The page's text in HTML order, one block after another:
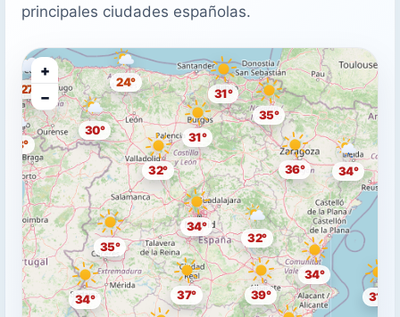
principales ciudades españolas.
34°
34°
36°
31°
32°
28°
24°
27°
35°
31°
39°
34°
34°
37°
30°
31°
32°
35°
+
−